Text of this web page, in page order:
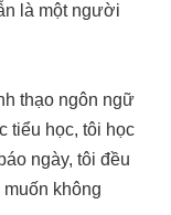
là một người
thạo ngôn ngữ
tiểu học, tôi học
ngày, tôi đều
không